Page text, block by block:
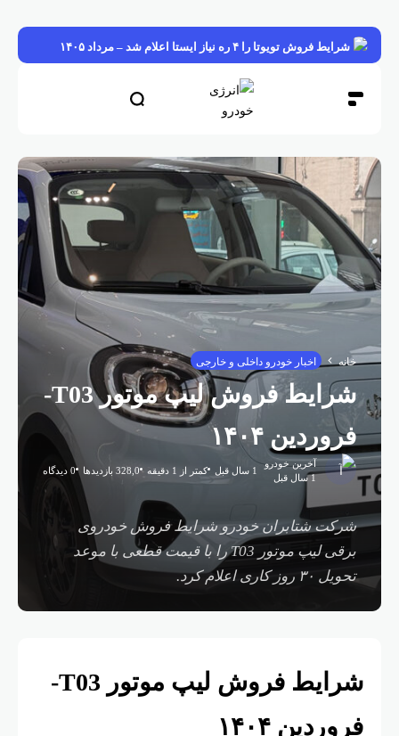
شرایط فروش تویوتا را ۴ ره نیاز ایستا اعلام شد – مرداد ۱۴۰۵
خانه اخبار خودرو داخلی و خارجی
شرایط فروش لیپ موتور T03-
فروردین ۱۴۰۴
آخرین خودرو
1 سال قبل کمتر از 1 دقیقه 328,0 بازدیدها 0 دیدگاه
شرکت شتابران خودرو شرایط فروش خودروی
برقی لیپ موتور T03 را با قیمت قطعی با موعد
تحویل ۳۰ روز کاری اعلام کرد.
شرایط فروش لیپ موتور T03-
فروردین ۱۴۰۴